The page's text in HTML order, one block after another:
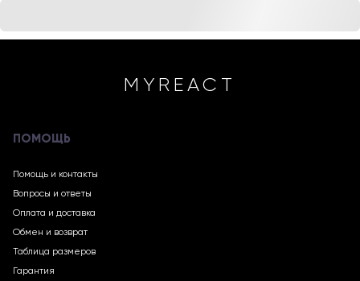
MYREACT
ПОМОЩЬ
Помощь и контакты
Вопросы и ответы
Оплата и доставка
Обмен и возврат
Таблица размеров
Гарантия